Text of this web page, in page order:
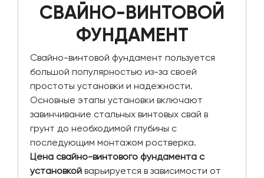
СВАЙНО-ВИНТОВОЙ
ФУНДАМЕНТ
Свайно-винтовой фундамент пользуется
большой популярностью из-за своей
простоты установки и надежности.
Основные этапы установки включают
завинчивание стальных винтовых свай в
грунт до необходимой глубины с
последующим монтажом ростверка.
Цена свайно-винтового фундамента с
установкой варьируется в зависимости от